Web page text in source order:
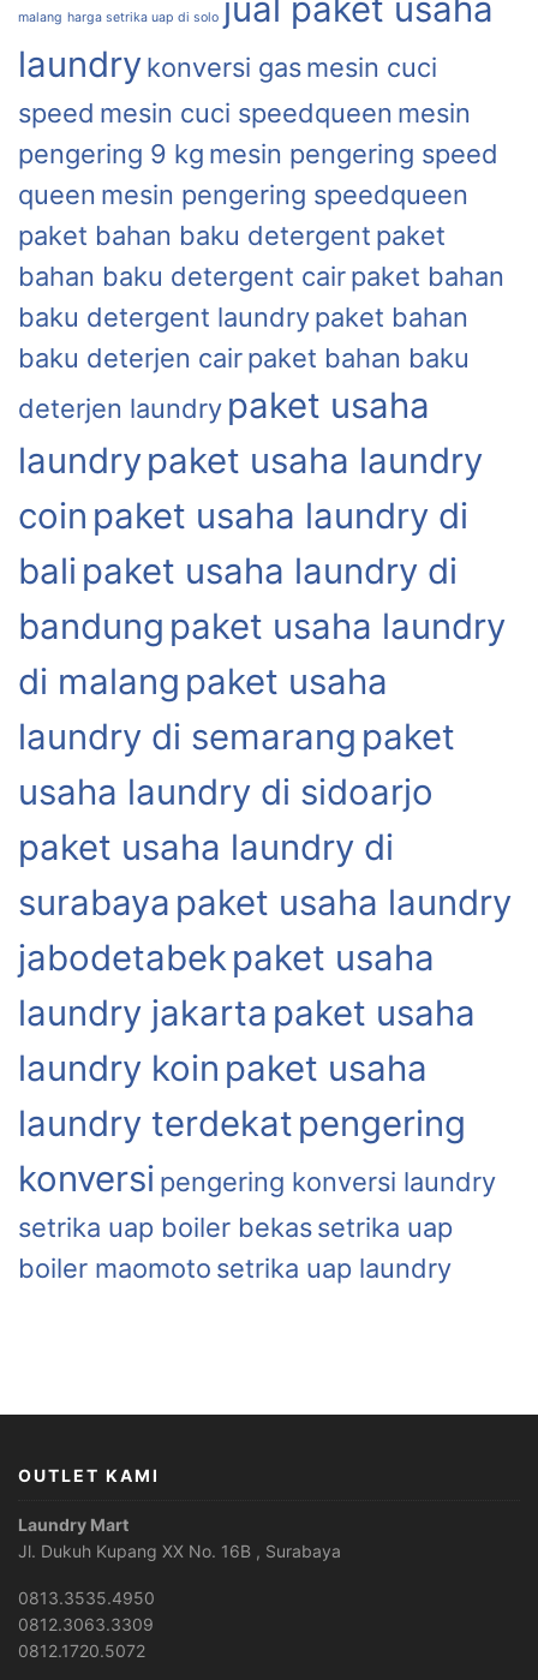
malang harga setrika uap di solo jual paket usaha
laundrykonversi gasmesin cuci
speed mesin cuci speedqueen mesin
pengering 9 kg mesin pengering speed
queen mesin pengering speedqueen
paket bahan baku detergent paket
bahan baku detergent cairpaket bahan
baku detergent laundrypaket bahan
baku deterjen cairpaket bahan baku
deterjen laundry paket usaha
laundrypaket usaha laundry
coin paket usaha laundry di
bali paket usaha laundry di
bandung paket usaha laundry
di malang paket usaha
laundry di semarang paket
usaha laundry di sidoarjo
paket usaha laundry di
surabaya paket usaha laundry
jabodetabek paket usaha
laundry jakarta paket usaha
laundry koin paket usaha
laundry terdekat pengering
konversi pengering konversi laundry
setrika uap boiler bekassetrika uap
boiler maomoto setrika uap laundry
OUTLET KAMI
Laundry Mart
Jl. Dukuh Kupang XX No. 16B , Surabaya
0813.3535.4950
0812.3063.3309
0812.1720.5072